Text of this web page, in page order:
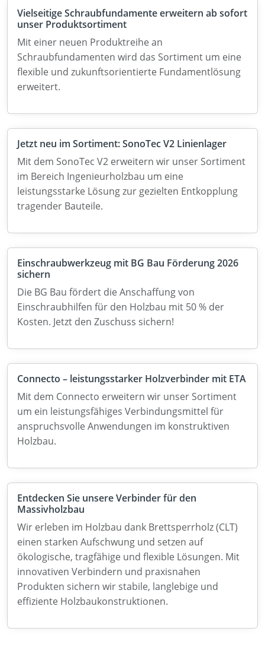
Vielseitige Schraubfundamente erweitern ab sofort
unser Produktsortiment
Mit einer neuen Produktreihe an
Schraubfundamenten wird das Sortiment um eine
flexible und zukunftsorientierte Fundamentlösung
erweitert.
Jetzt neu im Sortiment: SonoTec V2 Linienlager
Mit dem SonoTec V2 erweitern wir unser Sortiment
im Bereich Ingenieurholzbau um eine
leistungsstarke Lösung zur gezielten Entkopplung
tragender Bauteile.
Einschraubwerkzeug mit BG Bau Förderung 2026
sichern
Die BG Bau fördert die Anschaffung von
Einschraubhilfen für den Holzbau mit 50 % der
Kosten. Jetzt den Zuschuss sichern!
Connecto – leistungsstarker Holzverbinder mit ETA
Mit dem Connecto erweitern wir unser Sortiment
um ein leistungsfähiges Verbindungsmittel für
anspruchsvolle Anwendungen im konstruktiven
Holzbau.
Entdecken Sie unsere Verbinder für den
Massivholzbau
Wir erleben im Holzbau dank Brettsperrholz (CLT)
einen starken Aufschwung und setzen auf
ökologische, tragfähige und flexible Lösungen. Mit
innovativen Verbindern und praxisnahen
Produkten sichern wir stabile, langlebige und
effiziente Holzbaukonstruktionen.